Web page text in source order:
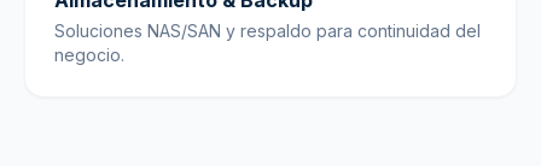
Soluciones NAS/SAN y respaldo para continuidad del
negocio.